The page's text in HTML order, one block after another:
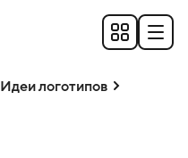
Идеи логотипов